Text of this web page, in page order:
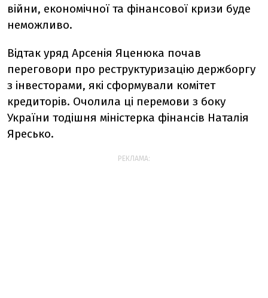
війни, економічної та фінансової кризи буде
неможливо.
Відтак уряд Арсенія Яценюка почав
переговори про реструктуризацію держборгу
з інвесторами, які сформували комітет
кредиторів. Очолила ці перемови з боку
України тодішня міністерка фінансів Наталія
Яресько.
РЕКЛАМА: